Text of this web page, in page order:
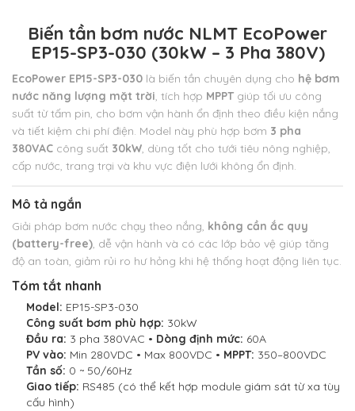
Biến tần bơm nước NLMT EcoPower
EP15-SP3-030 (30kW – 3 Pha 380V)
EcoPower EP15-SP3-030 là biến tần chuyên dụng cho hệ bơm
nước năng lượng mặt trời, tích hợp MPPT giúp tối ưu công
suất từ tấm pin, cho bơm vận hành ổn định theo điều kiện nắng
và tiết kiệm chi phí điện. Model này phù hợp bơm 3 pha
380VAC công suất 30kW, dùng tốt cho tưới tiêu nông nghiệp,
cấp nước, trang trại và khu vực điện lưới không ổn định.
Mô tả ngắn
Giải pháp bơm nước chạy theo nắng, không cần ắc quy
(battery-free), dễ vận hành và có các lớp bảo vệ giúp tăng
độ an toàn, giảm rủi ro hư hỏng khi hệ thống hoạt động liên tục.
Tóm tắt nhanh
Model: EP15-SP3-030
Công suất bơm phù hợp: 30kW
Đầu ra: 3 pha 380VAC • Dòng định mức: 60A
PV vào: Min 280VDC • Max 800VDC • MPPT: 350–800VDC
Tần số: 0 ~ 50/60Hz
Giao tiếp: RS485 (có thể kết hợp module giám sát từ xa tùy
cấu hình)